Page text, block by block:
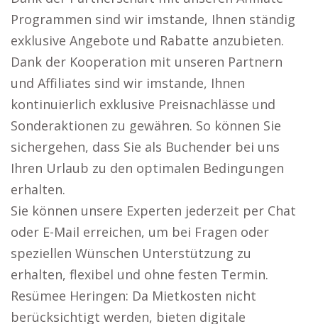
Programmen sind wir imstande, Ihnen ständig
exklusive Angebote und Rabatte anzubieten.
Dank der Kooperation mit unseren Partnern
und Affiliates sind wir imstande, Ihnen
kontinuierlich exklusive Preisnachlässe und
Sonderaktionen zu gewähren. So können Sie
sichergehen, dass Sie als Buchender bei uns
Ihren Urlaub zu den optimalen Bedingungen
erhalten.
Sie können unsere Experten jederzeit per Chat
oder E-Mail erreichen, um bei Fragen oder
speziellen Wünschen Unterstützung zu
erhalten, flexibel und ohne festen Termin.
Resümee Heringen: Da Mietkosten nicht
berücksichtigt werden, bieten digitale